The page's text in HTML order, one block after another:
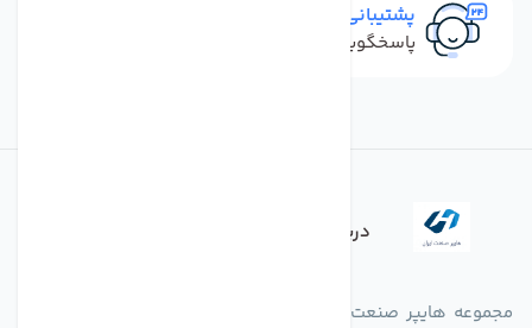
پشتیبانی سریع
پاسخگویی سریع به تماس‌ها و پیام‌ها
درباره فروشگاه
مجموعه هایپر صنعت ایران در امر تولید و واردات انواع فن های